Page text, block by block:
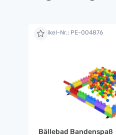
Artikel-Nr.: PE-004876
Bällebad Bandenspaß